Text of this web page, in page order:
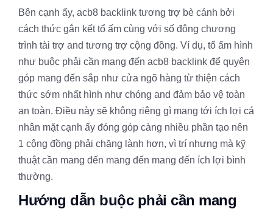
Bên cạnh ấy, acb8 backlink tương trợ bè cánh bởi
cách thức gắn kết tổ ấm cùng với số đông chương
trình tài trợ and tương trợ cộng đồng. Ví dụ, tổ ấm hình
như buộc phải cần mang đến acb8 backlink để quyên
góp mang đến sắp như cửa ngõ hàng từ thiện cách
thức sớm nhất hình như chóng and đảm bảo vệ toàn
an toàn. Điều này sẽ không riêng gì mang tới ích lợi cá
nhân mặt cạnh ấy đóng góp càng nhiều phần tạo nên
1 cộng đồng phải chăng lành hơn, vì trí nhưng mà kỹ
thuật cần mang đến mang đến mang đến ích lợi bình
thường.
Hướng dẫn buộc phải cần mang